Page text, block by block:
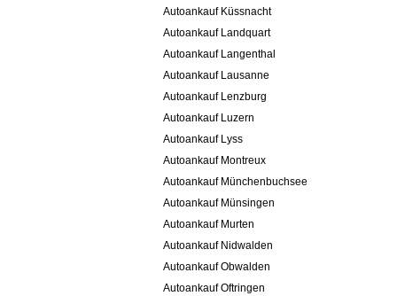
Autoankauf Küssnacht
Autoankauf Landquart
Autoankauf Langenthal
Autoankauf Lausanne
Autoankauf Lenzburg
Autoankauf Luzern
Autoankauf Lyss
Autoankauf Montreux
Autoankauf Münchenbuchsee
Autoankauf Münsingen
Autoankauf Murten
Autoankauf Nidwalden
Autoankauf Obwalden
Autoankauf Oftringen